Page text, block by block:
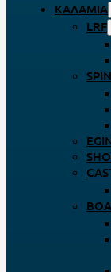
ΚΑΛΆΜΙΑ
LRF